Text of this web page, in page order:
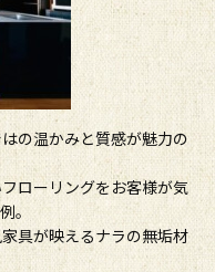
の温かみと質感が魅力の
ローリングをお客様が気
。
具が映えるナラの無垢材